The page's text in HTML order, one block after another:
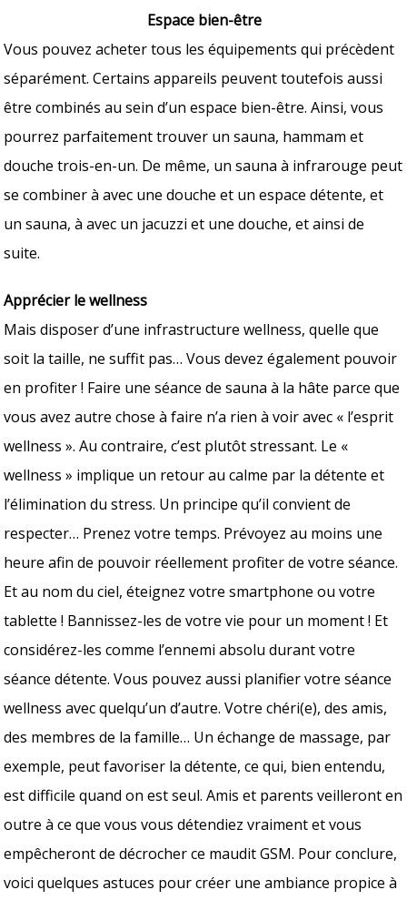
Espace bien-être
Vous pouvez acheter tous les équipements qui précèdent
séparément. Certains appareils peuvent toutefois aussi
être combinés au sein d’un espace bien-être. Ainsi, vous
pourrez parfaitement trouver un sauna, hammam et
douche trois-en-un. De même, un sauna à infrarouge peut
se combiner à avec une douche et un espace détente, et
un sauna, à avec un jacuzzi et une douche, et ainsi de
suite.
Apprécier le wellness
Mais disposer d’une infrastructure wellness, quelle que
soit la taille, ne suffit pas… Vous devez également pouvoir
en profiter ! Faire une séance de sauna à la hâte parce que
vous avez autre chose à faire n’a rien à voir avec « l’esprit
wellness ». Au contraire, c’est plutôt stressant. Le «
wellness » implique un retour au calme par la détente et
l’élimination du stress. Un principe qu’il convient de
respecter… Prenez votre temps. Prévoyez au moins une
heure afin de pouvoir réellement profiter de votre séance.
Et au nom du ciel, éteignez votre smartphone ou votre
tablette ! Bannissez-les de votre vie pour un moment ! Et
considérez-les comme l’ennemi absolu durant votre
séance détente. Vous pouvez aussi planifier votre séance
wellness avec quelqu’un d’autre. Votre chéri(e), des amis,
des membres de la famille… Un échange de massage, par
exemple, peut favoriser la détente, ce qui, bien entendu,
est difficile quand on est seul. Amis et parents veilleront en
outre à ce que vous vous détendiez vraiment et vous
empêcheront de décrocher ce maudit GSM. Pour conclure,
voici quelques astuces pour créer une ambiance propice à